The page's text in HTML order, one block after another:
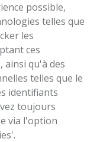
possible,
telles que
les
ces
ainsi qu'à des
telles que le
identifiants
toujours
via l'option
Quai des